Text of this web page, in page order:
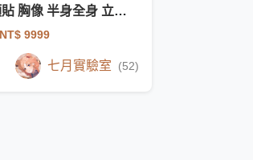
全彩 頭貼 胸像 半身全身 立繪 聖誕節
NT$ 9999
七月實驗室 (52)